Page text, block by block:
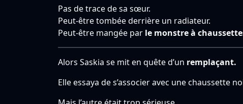
Pas de trace de sa sœur.
Peut-être tombée derrière un radiateur.
Peut-être mangée par le monstre à
Alors Saskia se mit en quête d’un remplaçant.
Elle essaya de s’associer avec une chaussette